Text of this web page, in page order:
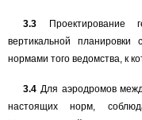
3.3
Проектирование
вертикальной планировки
нормами того ведомства, к
3.4 Для аэродромов
настоящих норм,